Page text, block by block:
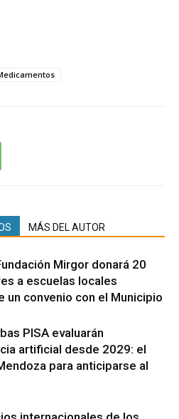
MÁS DEL AUTOR
Mirgor donará 20
a escuelas locales
un convenio con el Municipio
PISA evaluarán
artificial desde 2029: el
para anticiparse al